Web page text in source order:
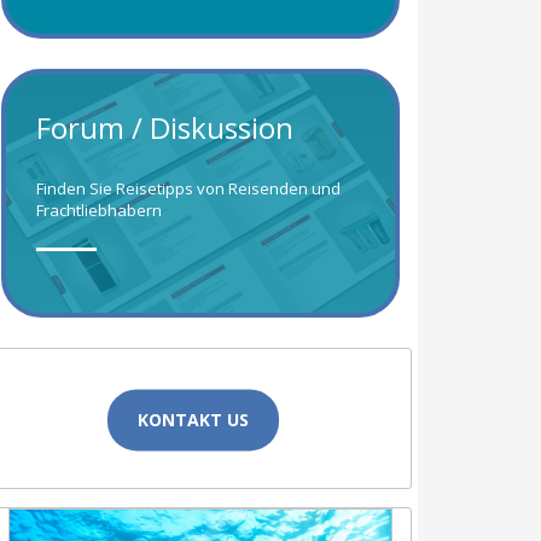
Forum / Diskussion
Finden Sie Reisetipps von Reisenden und
Frachtliebhabern
KONTAKT US